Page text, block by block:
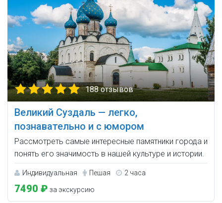
188 отзывов
Великий Суздаль — легко,
познавательно и с юмором
Рассмотреть самые интересные памятники города и
понять его значимость в нашей культуре и истории.
Индивидуальная Пешая 2 часа
7490 ₽ за экскурсию